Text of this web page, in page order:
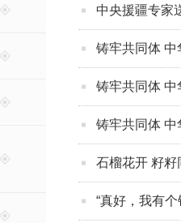
中央援疆专家
铸牢共同体 中
铸牢共同体 中
铸牢共同体 中
石榴花开 籽籽
“真好，我有